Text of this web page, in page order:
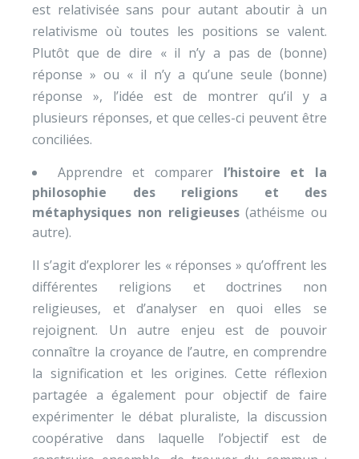
est relativisée sans pour autant aboutir à un
relativisme où toutes les positions se valent.
Plutôt que de dire « il n’y a pas de (bonne)
réponse » ou « il n’y a qu’une seule (bonne)
réponse », l’idée est de montrer qu’il y a
plusieurs réponses, et que celles-ci peuvent être
conciliées.
Apprendre et comparer l’histoire et la
philosophie des religions et des
métaphysiques non religieuses(athéisme ou
autre).
Il s’agit d’explorer les « réponses » qu’offrent les
différentes religions et doctrines non
religieuses, et d’analyser en quoi elles se
rejoignent. Un autre enjeu est de pouvoir
connaître la croyance de l’autre, en comprendre
la signification et les origines. Cette réflexion
partagée a également pour objectif de faire
expérimenter le débat pluraliste, la discussion
coopérative dans laquelle l’objectif est de